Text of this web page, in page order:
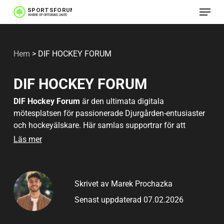
Hoppa
till
Meny
Hem >DIF HOCKEY FORUM​
DIF HOCKEY FORUM
DIF Hockey Forum är den ultimata digitala
mötesplatsen för passionerade Djurgården-entusiaster
och hockeyälskare. Här samlas supportrar för att
diskutera allt som rör deras älskade klubb, från de
medlemmarna kan utforska Djurgårdens rika historia,
dela framtidsvisioner och delta i både seriösa och
humoristiska samtal. Oavsett om du är en veteran inom
Djurgården eller en nykomling, finns det alltid något nytt
Läs mer
Skrivet av Marek Prochazka
Senast uppdaterad 07.02.2026